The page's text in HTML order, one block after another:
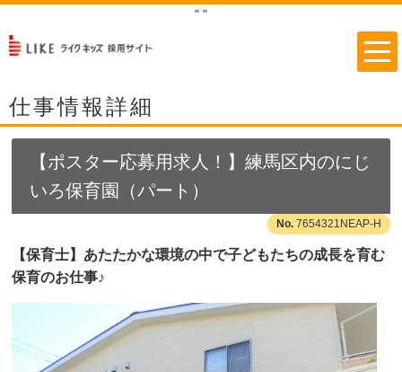
" "
仕事情報詳細
【ポスター応募用求人！】練馬区内のにじ
いろ保育園（パート）
7654321NEAP-H
【保育士】あたたかな環境の中で子どもたちの成長を育む
保育のお仕事♪